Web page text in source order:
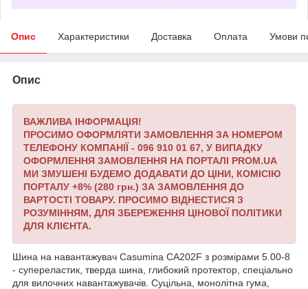
Опис Характеристики Доставка Оплата Умови
Опис
ВАЖЛИВА ІНФОРМАЦІЯ!
ПРОСИМО ОФОРМЛЯТИ ЗАМОВЛЕННЯ ЗА НОМЕРОМ
ТЕЛЕФОНУ КОМПАНІЇ - 096 910 01 67, У ВИПАДКУ
ОФОРМЛЕННЯ ЗАМОВЛЕННЯ НА ПОРТАЛІ PROM.UA
МИ ЗМУШЕНІ БУДЕМО ДОДАВАТИ ДО ЦІНИ, КОМІСІЮ
ПОРТАЛУ +8% (280 грн.) ЗА ЗАМОВЛЕННЯ ДО
ВАРТОСТІ ТОВАРУ. ПРОСИМО ВІДНЕСТИСЯ З
РОЗУМІННЯМ, ДЛЯ ЗБЕРЕЖЕННЯ ЦІНОВОЇ ПОЛІТИКИ
ДЛЯ КЛІЄНТА.
Шина на навантажувач Casumina CA202F з розмірами 5.00-8
- супереластик, тверда шина, глибокий протектор, спеціально
для вилочних навантажувачів. Суцільна, монолітна гума,